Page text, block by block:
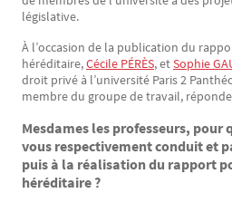
législative.
À l’occasion de la publication du
héréditaire,Cécile PÉRÈS, etSophie
droit privé à l’université Paris 2
membre du groupe de travail,
Mesdames les professeurs, pour
vous respectivement conduit et
puis à la réalisation du rapport
héréditaire ?